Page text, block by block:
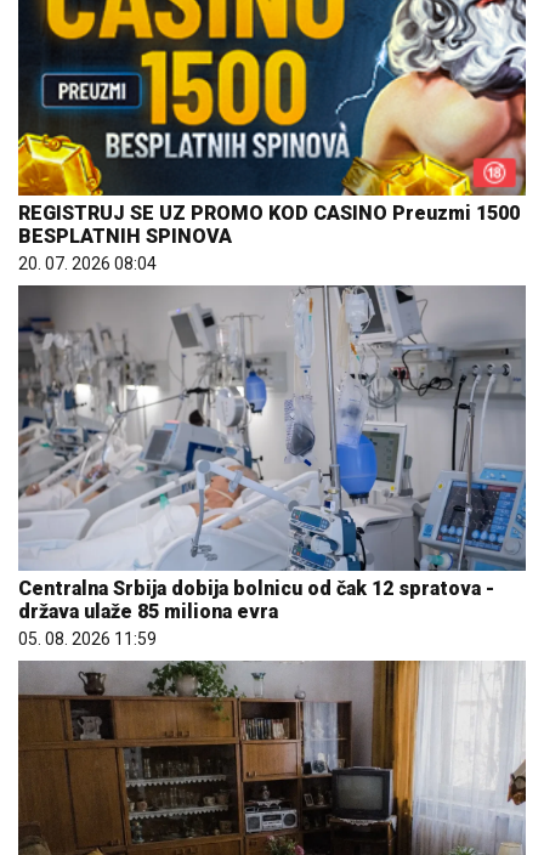
REGISTRUJ SE UZ PROMO KOD CASINO Preuzmi 1500
BESPLATNIH SPINOVA
20. 07. 2026 08:04
Centralna Srbija dobija bolnicu od čak 12 spratova -
država ulaže 85 miliona evra
05. 08. 2026 11:59